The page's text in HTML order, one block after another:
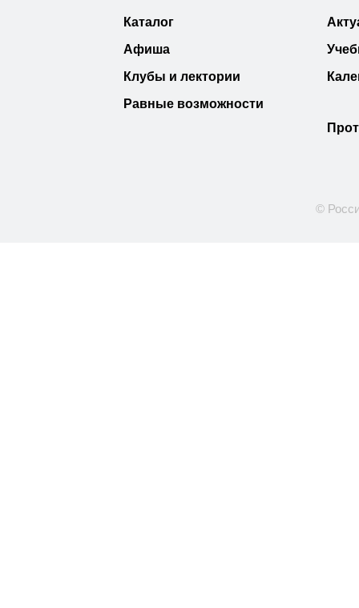
Каталог
Афиша
Клубы и лектории
Равные возможности
©